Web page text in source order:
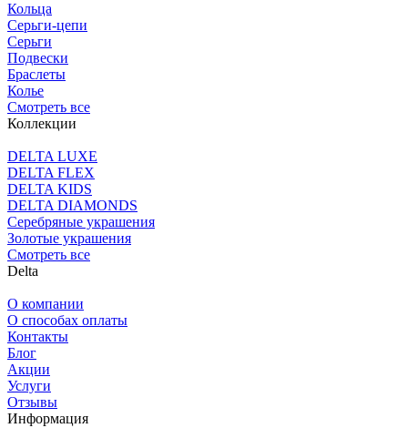
Кольца
Серьги-цепи
Серьги
Подвески
Браслеты
Колье
Смотреть все
Коллекции
DELTA LUXE
DELTA FLEX
DELTA KIDS
DELTA DIAMONDS
Серебряные украшения
Золотые украшения
Смотреть все
Delta
О компании
О способах оплаты
Контакты
Блог
Акции
Услуги
Отзывы
Информация